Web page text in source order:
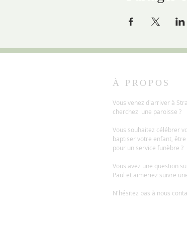
À PROPOS
Vous venez d'arriver à
cherchez une paroisse ?
Vous souhaitez célébrer
baptiser votre enfant,
pour un service funèbre ?
Vous avez une question
Paul et aimeriez suivre
N'hésitez pas à nous